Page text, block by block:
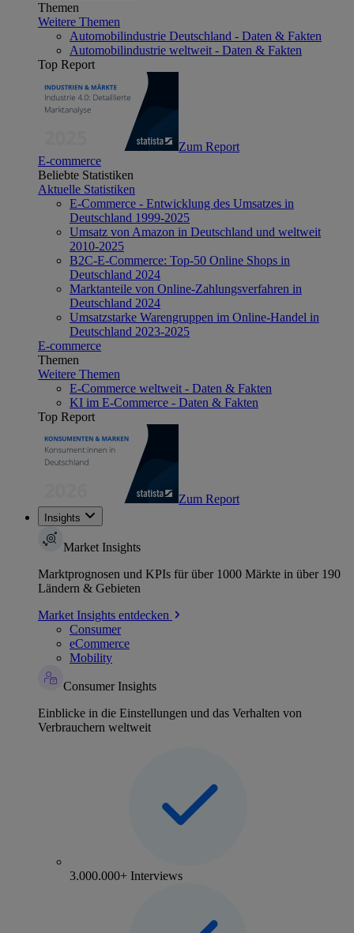
Themen
Weitere Themen
Automobilindustrie Deutschland - Daten & Fakten
Automobilindustrie weltweit - Daten & Fakten
Top Report
Zum Report
E-commerce
Beliebte Statistiken
Aktuelle Statistiken
E-Commerce - Entwicklung des Umsatzes in
Deutschland 1999-2025
Umsatz von Amazon in Deutschland und weltweit
2010-2025
B2C-E-Commerce: Top-50 Online Shops in
Deutschland 2024
Marktanteile von Online-Zahlungsverfahren in
Deutschland 2024
Umsatzstarke Warengruppen im Online-Handel in
Deutschland 2023-2025
E-commerce
Themen
Weitere Themen
E-Commerce weltweit - Daten & Fakten
KI im E-Commerce - Daten & Fakten
Top Report
Zum Report
Insights
Market Insights
Marktprognosen und KPIs für über 1000 Märkte in über 190
Ländern & Gebieten
Market Insights entdecken
Consumer
eCommerce
Mobility
Consumer Insights
Einblicke in die Einstellungen und das Verhalten von
Verbrauchern weltweit
3.000.000+ Interviews